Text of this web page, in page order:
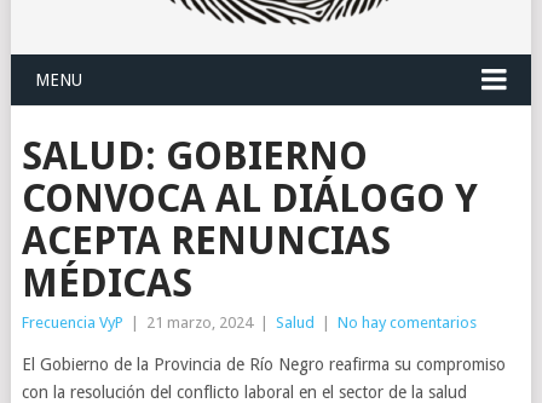
MENU
SALUD: GOBIERNO
CONVOCA AL DIÁLOGO Y
ACEPTA RENUNCIAS
MÉDICAS
Frecuencia VyP 21 marzo, 2024 Salud No hay comentarios
El Gobierno de la Provincia de Río Negro reafirma su compromiso
con la resolución del conflicto laboral en el sector de la salud